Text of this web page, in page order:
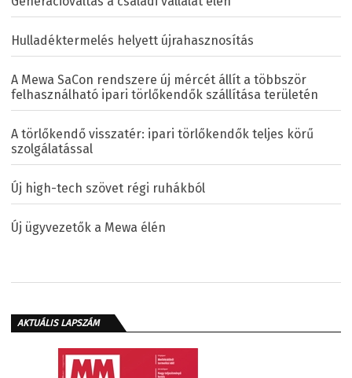
Hulladéktermelés helyett újrahasznosítás
A Mewa SaCon rendszere új mércét állít a többször
felhasználható ipari törlőkendők szállítása területén
A törlőkendő visszatér: ipari törlőkendők teljes körű
szolgálatással
Új high-tech szövet régi ruhákból
Új ügyvezetők a Mewa élén
AKTUÁLIS LAPSZÁM